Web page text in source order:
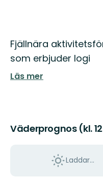
Beskrivning
Fjällnära
som erbjuder logi
Läs mer
Väderprognos (kl.
Laddar...